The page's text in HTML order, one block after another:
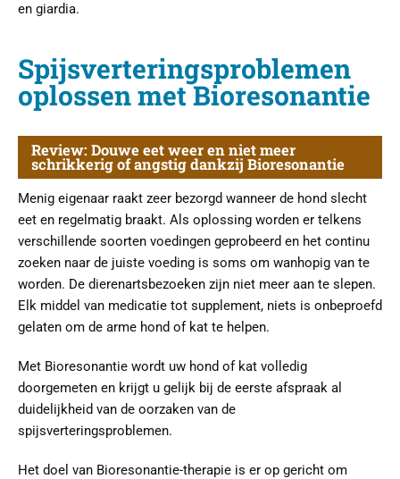
en giardia.
Spijsverteringsproblemen
oplossen met Bioresonantie
Review: Douwe eet weer en niet meer
schrikkerig of angstig dankzij Bioresonantie
Menig eigenaar raakt zeer bezorgd wanneer de hond slecht
eet en regelmatig braakt. Als oplossing worden er telkens
verschillende soorten voedingen geprobeerd en het continu
zoeken naar de juiste voeding is soms om wanhopig van te
worden. De dierenartsbezoeken zijn niet meer aan te slepen.
Elk middel van medicatie tot supplement, niets is onbeproefd
gelaten om de arme hond of kat te helpen.
Met Bioresonantie wordt uw hond of kat volledig
doorgemeten en krijgt u gelijk bij de eerste afspraak al
duidelijkheid van de oorzaken van de
spijsverteringsproblemen.
Het doel van Bioresonantie-therapie is er op gericht om